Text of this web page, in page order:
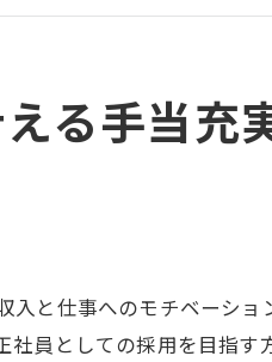
人で生活基盤を築くため
がある方に最適な軽貨物正社
かせる軽貨物求人で正社
の軽貨物求人でも働きやす
人で体力自慢の方が重宝
安定収入を目指すなら軽
る手当充
と仕事へのモチベーシ
員としての採用を目指す